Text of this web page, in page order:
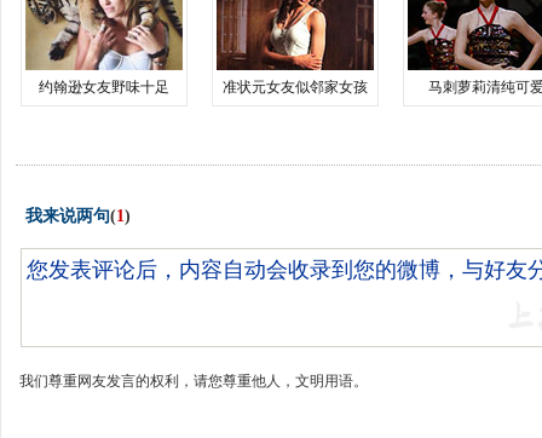
约翰逊女友野味十足 准状元女友似邻家女孩 马刺萝莉清纯可
我来说两句(1)
我们尊重网友发言的权利，请您尊重他人，文明用语。